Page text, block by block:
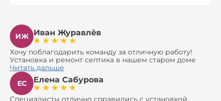
ИЖ Иван Журавлёв
Хочу поблагодарить команду за отличную работу!
Установка и ремонт септика в нашем старом доме
оказались сложной задачей, но ребята справились на
все 100%. Всё сделали аккуратно и профессионально.
Давали полезные рекомендации, не пытались
навязать ничего лишнего, помогли с выбором и
доставкой материалов, что позволило нам
Читать дальше
ЕС
Елена Сабурова
Специалисты отлично справились с установкой